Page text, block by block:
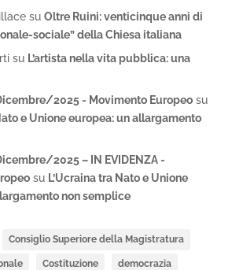
su Oltre Ruini: venticinque anni di
sociale” della Chiesa italiana
su L’artista nella vita pubblica: una
2025 - Movimento Europeosu
e Unione europea: un allargamento
2025 – IN EVIDENZA -
su L’Ucraina tra Nato e Unione
non semplice
Consiglio Superiore della Magistratura
Costituzione democrazia